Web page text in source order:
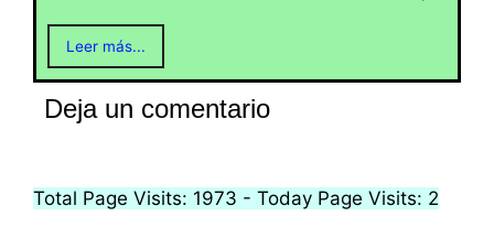
Leer más...
Deja un comentario
Total Page Visits: 1973 - Today Page Visits: 2